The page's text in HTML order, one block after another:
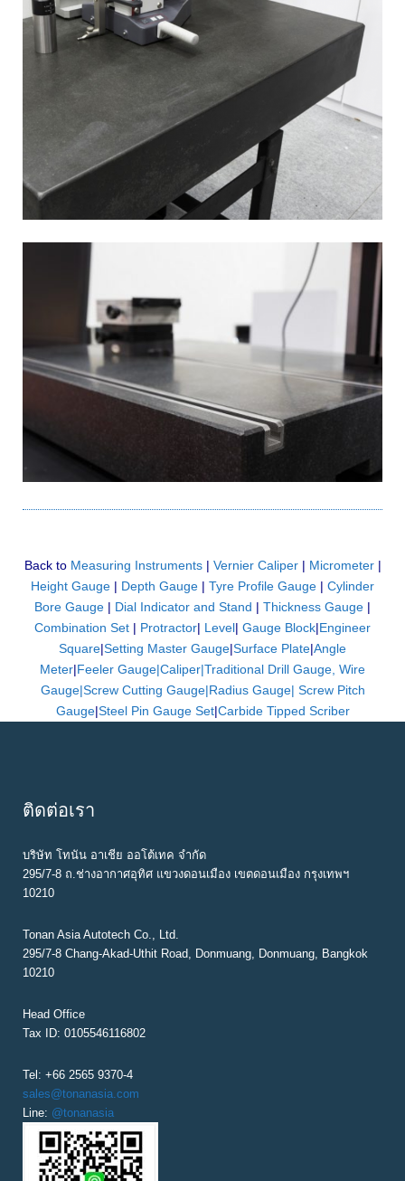
Back to Measuring Instruments| Vernier Caliper| Micrometer|
Height Gauge | Depth Gauge | Tyre Profile Gauge | Cylinder
Bore Gauge | Dial Indicator and Stand | Thickness Gauge |
Combination Set | Protractor| Level| Gauge Block|Engineer
Square|Setting Master Gauge|Surface Plate|Angle
Meter|Feeler Gauge|Caliper|Traditional Drill Gauge, Wire
Gauge|Screw Cutting Gauge|Radius Gauge| Screw Pitch
Gauge|Steel Pin Gauge Set|Carbide Tipped Scriber
ติดต่อเรา
บริษัท โทนัน อาเชีย ออโต้เทค จำกัด
295/7-8 ถ.ช่างอากาศอุทิศ แขวงดอนเมือง เขตดอนเมือง กรุงเทพฯ
10210
Tonan Asia Autotech Co., Ltd.
295/7-8 Chang-Akad-Uthit Road, Donmuang, Donmuang, Bangkok
10210
Head Office
Tax ID: 0105546116802
Tel: +66 2565 9370-4
sales@tonanasia.com
Line: @tonanasia